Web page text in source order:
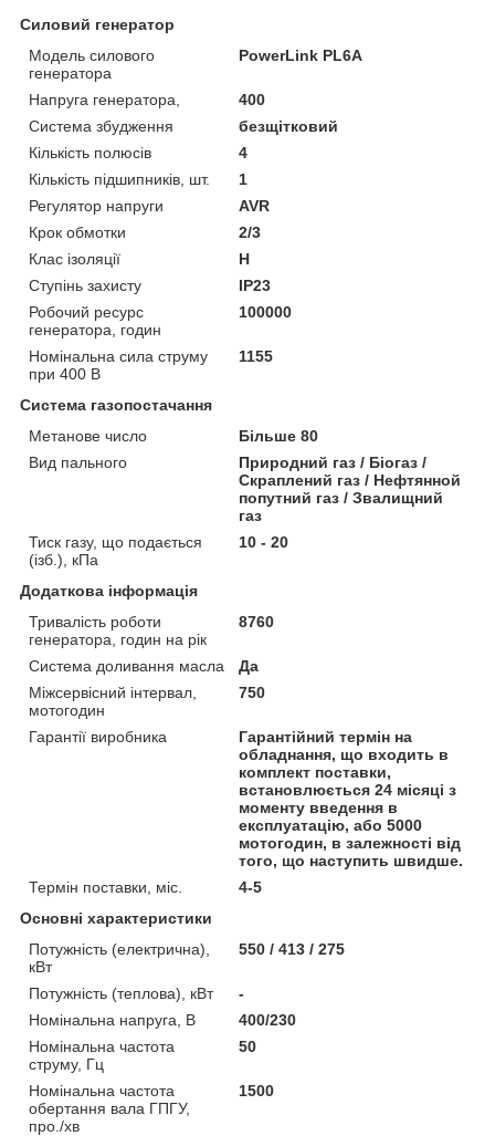
Силовий генератор
Модель силового
генератора
PowerLink PL6A
Напруга генератора,
400
Система збудження
безщітковий
Кількість полюсів
4
Кількість підшипників, шт.
1
Регулятор напруги
AVR
Крок обмотки
2/3
Клас ізоляції
Н
Ступінь захисту
IP23
Робочий ресурс
генератора, годин
100000
Номінальна сила струму
при 400 В
1155
Система газопостачання
Метанове число
Більше 80
Вид пального
Природний газ / Біогаз /
Скраплений газ / Нефтянной
попутний газ / Звалищний
газ
Тиск газу, що подається
(ізб.), кПа
10 - 20
Додаткова інформація
Тривалість роботи
генератора, годин на рік
8760
Система доливання масла
Да
Міжсервісний інтервал,
мотогодин
750
Гарантії виробника
Гарантійний термін на
обладнання, що входить в
комплект поставки,
встановлюється 24 місяці з
моменту введення в
експлуатацію, або 5000
мотогодин, в залежності від
того, що наступить швидше.
Термін поставки, міс.
4-5
Основні характеристики
Потужність (електрична),
кВт
550 / 413 / 275
Потужність (теплова), кВт
-
Номінальна напруга, В
400/230
Номінальна частота
струму, Гц
50
Номінальна частота
обертання вала ГПГУ,
про./хв
1500